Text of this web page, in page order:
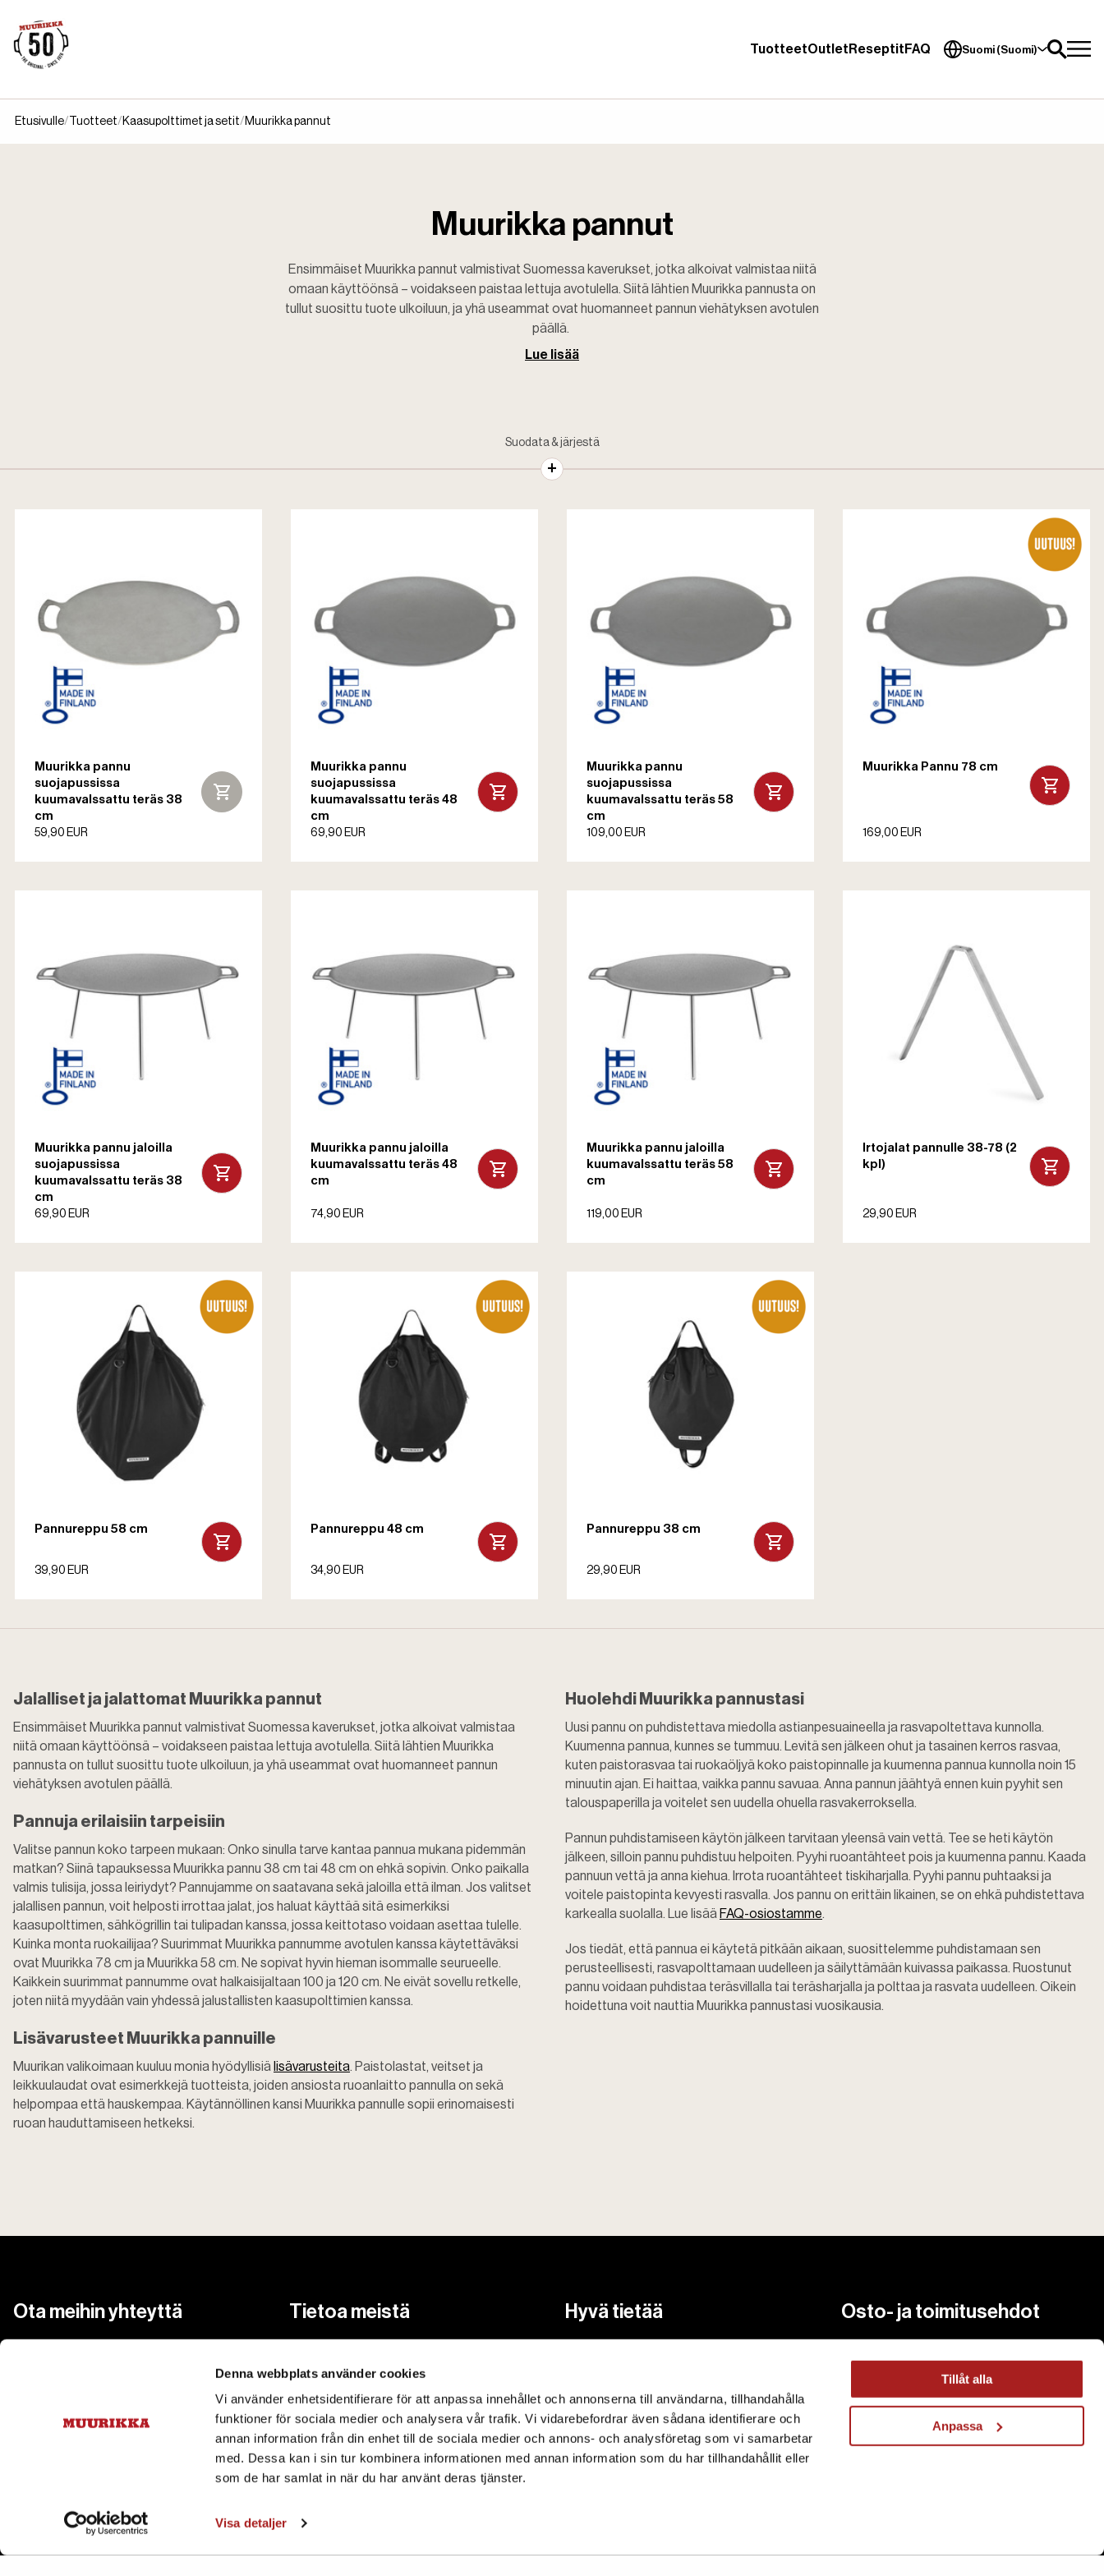
Denna webbplats använder cookies
Vi använder enhetsidentifierare för att anpassa innehållet och annonserna till användarna, tillhandahålla
funktioner för sociala medier och analysera vår trafik. Vi vidarebefordrar även sådana identifierare och
annan information från din enhet till de sociala medier och annons- och analysföretag som vi samarbetar
med. Dessa kan i sin tur kombinera informationen med annan information som du har tillhandahållit eller
som de har samlat in när du har använt deras tjänster.
Visa detaljer
Tillåt alla
Anpassa
TuotteetOutlet Reseptit FAQ Suomi (Suomi)
Etusivulle Tuotteet Kaasupolttimet ja setit Muurikka pannut
Muurikka pannut
Ensimmäiset Muurikka pannut valmistivat Suomessa kaverukset, jotka alkoivat valmistaa niitä
omaan käyttöönsä – voidakseen paistaa lettuja avotulella. Siitä lähtien Muurikka pannusta on
tullut suosittu tuote ulkoiluun, ja yhä useammat ovat huomanneet pannun viehätyksen avotulen
päällä.
Lue lisää
Suodata & järjestä
Muurikka pannu
suojapussissa
kuumavalssattu teräs 38
cm
59,90 EUR
Muurikka pannu
suojapussissa
kuumavalssattu teräs 48
cm
69,90 EUR
Muurikka pannu
suojapussissa
kuumavalssattu teräs 58
cm
109,00 EUR
Muurikka Pannu 78 cm
169,00 EUR
Muurikka pannu jaloilla
suojapussissa
kuumavalssattu teräs 38
cm
69,90 EUR
Muurikka pannu jaloilla
kuumavalssattu teräs 48
cm
74,90 EUR
Muurikka pannu jaloilla
kuumavalssattu teräs 58
cm
119,00 EUR
Irtojalat pannulle 38-78 (2
kpl)
29,90 EUR
Pannureppu 58 cm
39,90 EUR
Pannureppu 48 cm
34,90 EUR
Pannureppu 38 cm
29,90 EUR
Jalalliset ja jalattomat Muurikka pannut
Ensimmäiset Muurikka pannut valmistivat Suomessa kaverukset, jotka alkoivat valmistaa
niitä omaan käyttöönsä – voidakseen paistaa lettuja avotulella. Siitä lähtien Muurikka
pannusta on tullut suosittu tuote ulkoiluun, ja yhä useammat ovat huomanneet pannun
viehätyksen avotulen päällä.
Pannuja erilaisiin tarpeisiin
Valitse pannun koko tarpeen mukaan: Onko sinulla tarve kantaa pannua mukana pidemmän
matkan? Siinä tapauksessa Muurikka pannu 38 cm tai 48 cm on ehkä sopivin. Onko paikalla
valmis tulisija, jossa leiriydyt? Pannujamme on saatavana sekä jaloilla että ilman. Jos valitset
jalallisen pannun, voit helposti irrottaa jalat, jos haluat käyttää sitä esimerkiksi
kaasupolttimen, sähkögrillin tai tulipadan kanssa, jossa keittotaso voidaan asettaa tulelle.
Kuinka monta ruokailijaa? Suurimmat Muurikka pannumme avotulen kanssa käytettäväksi
ovat Muurikka 78 cm ja Muurikka 58 cm. Ne sopivat hyvin hieman isommalle seurueelle.
Kaikkein suurimmat pannumme ovat halkaisijaltaan 100 ja 120 cm. Ne eivät sovellu retkelle,
joten niitä myydään vain yhdessä jalustallisten kaasupolttimien kanssa.
Lisävarusteet Muurikka pannuille
Muurikan valikoimaan kuuluu monia hyödyllisiä lisävarusteita. Paistolastat, veitset ja
leikkuulaudat ovat esimerkkejä tuotteista, joiden ansiosta ruoanlaitto pannulla on sekä
helpompaa että hauskempaa. Käytännöllinen kansi Muurikka pannulle sopii erinomaisesti
ruoan hauduttamiseen hetkeksi.
Huolehdi Muurikka pannustasi
Uusi pannu on puhdistettava miedolla astianpesuaineella ja rasvapoltettava kunnolla.
Kuumenna pannua, kunnes se tummuu. Levitä sen jälkeen ohut ja tasainen kerros rasvaa,
kuten paistorasvaa tai ruokaöljyä koko paistopinnalle ja kuumenna pannua kunnolla noin 15
minuutin ajan. Ei haittaa, vaikka pannu savuaa. Anna pannun jäähtyä ennen kuin pyyhit sen
talouspaperilla ja voitelet sen uudella ohuella rasvakerroksella.
Pannun puhdistamiseen käytön jälkeen tarvitaan yleensä vain vettä. Tee se heti käytön
jälkeen, silloin pannu puhdistuu helpoiten. Pyyhi ruoantähteet pois ja kuumenna pannu. Kaada
pannuun vettä ja anna kiehua. Irrota ruoantähteet tiskiharjalla. Pyyhi pannu puhtaaksi ja
voitele paistopinta kevyesti rasvalla. Jos pannu on erittäin likainen, se on ehkä puhdistettava
karkealla suolalla. Lue lisää FAQ-osiostamme.
Jos tiedät, että pannua ei käytetä pitkään aikaan, suosittelemme puhdistamaan sen
perusteellisesti, rasvapolttamaan uudelleen ja säilyttämään kuivassa paikassa. Ruostunut
pannu voidaan puhdistaa teräsvillalla tai teräsharjalla ja polttaa ja rasvata uudelleen. Oikein
hoidettuna voit nauttia Muurikka pannustasi vuosikausia.
Ota meihin yhteyttä
Tilaa uutiskirjeemme – saat 15 %
Tietoa meistä
Ota meihin yhteyttä
Cookies
Tietosuojaseloste
Saavutettavuusseloste
Hyvä tietää
Reseptit
Kierrätysohjeistus
Osto- ja toimitusehdot
Hyvitys ja Palautus